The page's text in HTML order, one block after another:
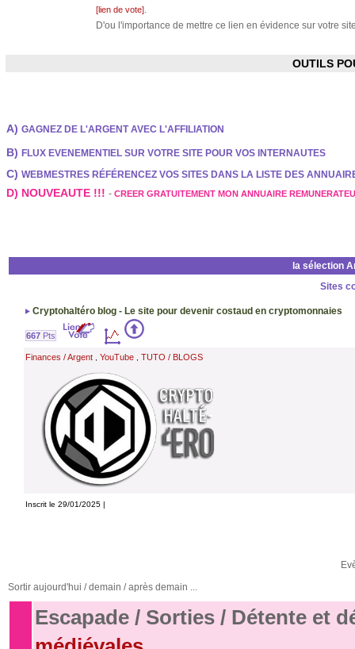
[lien de vote].
D'ou l'importance de mettre ce lien en évidence sur votre
OUTILS
A) GAGNEZ DE L'ARGENT AVEC L'AFFILIATION
B) FLUX EVENEMENTIEL SUR VOTRE SITE POUR VOS INTERNAUTES
C) WEBMESTRES RÉFÉRENCEZ VOS SITES DANS LA LISTE DES
D) NOUVEAUTE !!! - CREER GRATUITEMENT MON ANNUAIRE
la sélection
Sites
Cryptohaltéro blog - Le site pour devenir costaud en cryptomonnaies
667Pts
Finances / Argent, YouTube, TUTO / BLOGS
Inscrit le 29/01/2025 |
Sortir aujourd'hui / demain / après demain ...
Escapade / Sorties / Détente et